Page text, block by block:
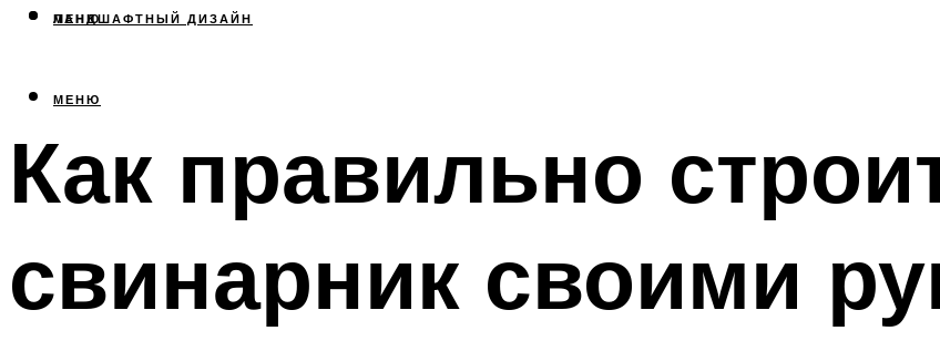
ЛАНДШАФТНЫЙ ДИЗАЙН
МЕНЮ
МЕНЮ
Как правильно
свинарник своими